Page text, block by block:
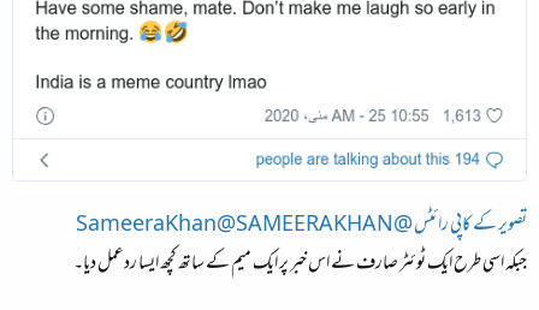
تصویر کے کاپی رائٹس @SameeraKhan@SAMEERAKHAN
جبکہ اسی طرح ایک ٹوئٹر صارف نے اس خبر پر ایک میم کے ساتھ کچھ ایسا ردعمل دیا۔